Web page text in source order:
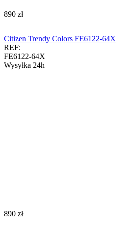
‍890‍ zł
Citizen Trendy Colors FE6122-64X
REF:
FE6122-64X
Wysyłka 24h
‍890‍ zł